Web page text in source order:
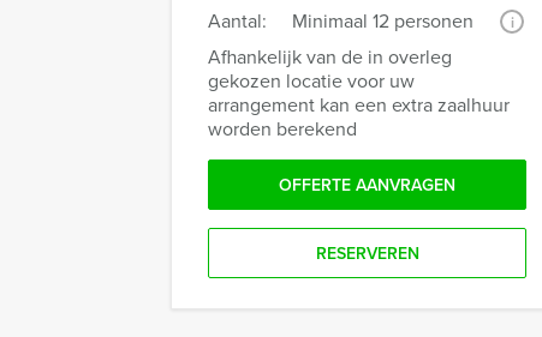
Aantal:
Minimaal 12 personen i
Afhankelijk van de in overleg
gekozen locatie voor uw
arrangement kan een extra zaalhuur
worden berekend
OFFERTE AANVRAGEN
RESERVEREN